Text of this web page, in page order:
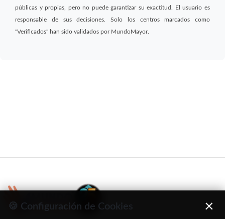
públicas y propias, pero no puede garantizar su exactitud. El usuario es
responsable de sus decisiones. Solo los centros marcados como
"Verificados" han sido validados por MundoMayor.
🍪 Configuración de Cookies ×